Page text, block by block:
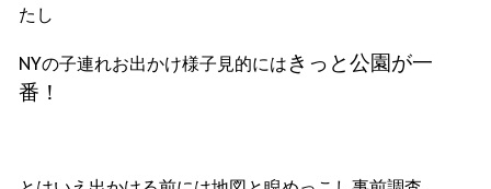
たし
NYの子連れお出かけ様子見的には きっと公園が一
番！